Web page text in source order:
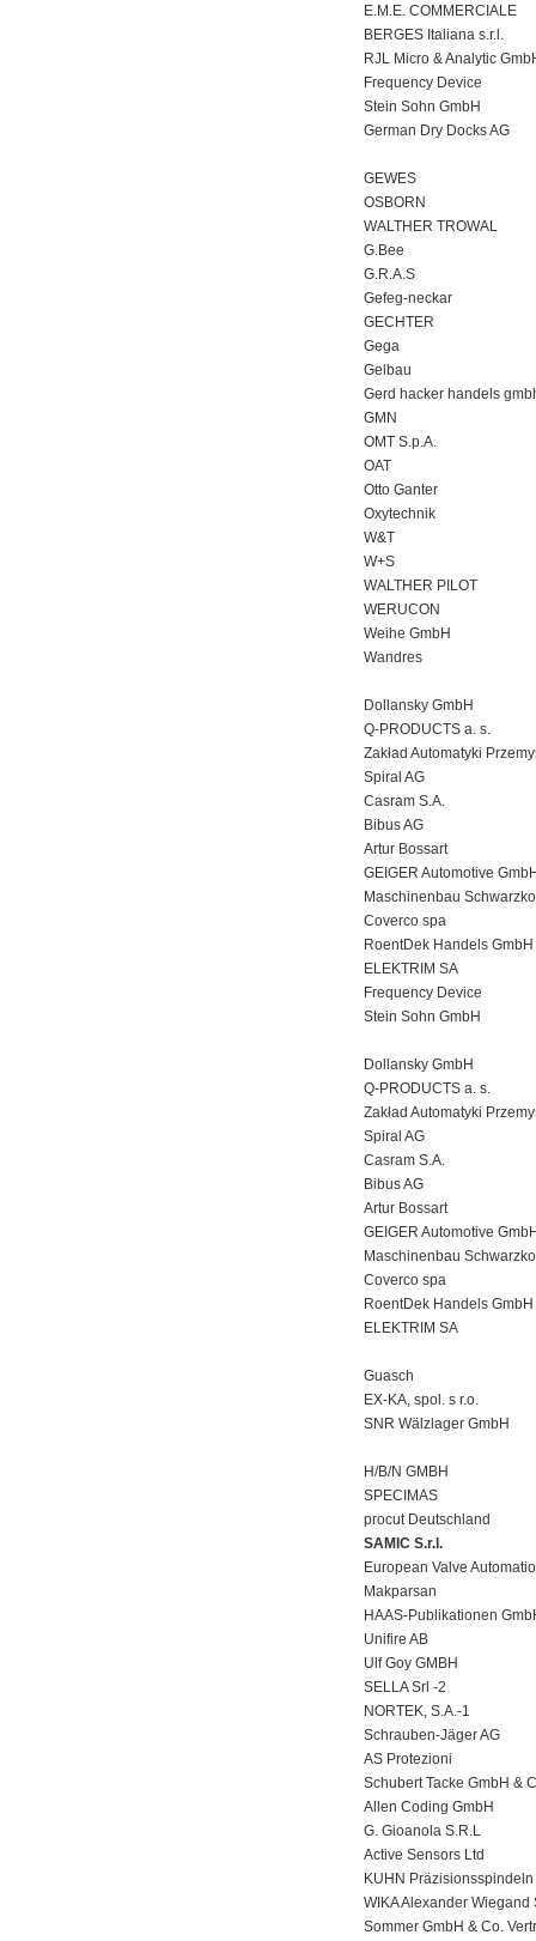
E.M.E. COMMERCIALE
BERGES Italiana s.r.l.
RJL Micro & Analytic
Frequency Device
Stein Sohn GmbH
German Dry Docks AG
GEWES
OSBORN
WALTHER TROWAL
G.Bee
G.R.A.S
Gefeg-neckar
GECHTER
Gega
Gelbau
Gerd hacker handels
GMN
OMT S.p.A.
OAT
Otto Ganter
Oxytechnik
W&T
W+S
WALTHER PILOT
WERUCON
Weihe GmbH
Wandres
Dollansky GmbH
Q-PRODUCTS a. s.
Zakład Automatyki
Spiral AG
Casram S.A.
Bibus AG
Artur Bossart
GEIGER Automotive
Maschinenbau
Coverco spa
RoentDek Handels GmbH
ELEKTRIM SA
Frequency Device
Stein Sohn GmbH
Dollansky GmbH
Q-PRODUCTS a. s.
Zakład Automatyki
Spiral AG
Casram S.A.
Bibus AG
Artur Bossart
GEIGER Automotive
Maschinenbau
Coverco spa
RoentDek Handels GmbH
ELEKTRIM SA
Guasch
EX-KA, spol. s r.o.
SNR Wälzlager GmbH
H/B/N GMBH
SPECIMAS
procut Deutschland
SAMIC S.r.l.
European Valve
Makparsan
HAAS-Publikationen
Unifire AB
Ulf Goy GMBH
SELLA Srl -2
NORTEK, S.A.-1
Schrauben-Jäger AG
AS Protezioni
Schubert Tacke GmbH &
Allen Coding GmbH
G. Gioanola S.R.L
Active Sensors Ltd
KUHN
WIKA Alexander Wiegand
Sommer GmbH & Co.